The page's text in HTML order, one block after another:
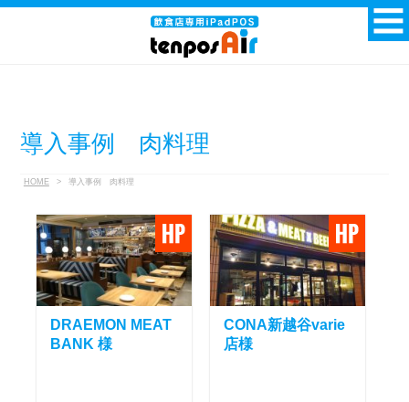
導入事例 肉料理
HOME > 導入事例 肉料理
DRAEMON MEAT
BANK 様
CONA新越谷varie
店様